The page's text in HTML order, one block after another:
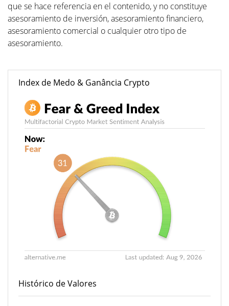
que se hace referencia en el contenido, y no constituye
asesoramiento de inversión, asesoramiento financiero,
asesoramiento comercial o cualquier otro tipo de
asesoramiento.
Index de Medo & Ganância Crypto
Histórico de Valores